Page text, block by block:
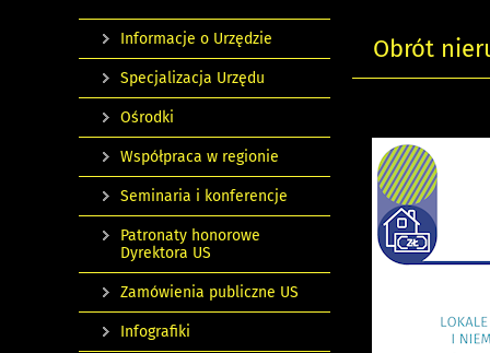
Obrót
Informacje o Urzędzie
Specjalizacja Urzędu
Ośrodki
Współpraca w regionie
Seminaria i konferencje
Patronaty honorowe
Dyrektora US
Zamówienia publiczne US
Infografiki